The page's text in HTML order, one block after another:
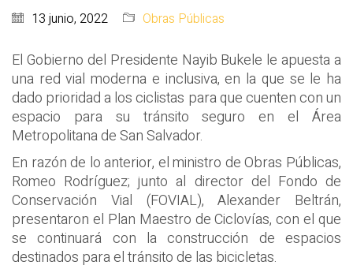
13 junio, 2022 Obras Públicas
El Gobierno del Presidente Nayib Bukele le apuesta a
una red vial moderna e inclusiva, en la que se le ha
dado prioridad a los ciclistas para que cuenten con un
espacio para su tránsito seguro en el Área
Metropolitana de San Salvador.
En razón de lo anterior, el ministro de Obras Públicas,
Romeo Rodríguez; junto al director del Fondo de
Conservación Vial (FOVIAL), Alexander Beltrán,
presentaron el Plan Maestro de Ciclovías, con el que
se continuará con la construcción de espacios
destinados para el tránsito de las bicicletas.